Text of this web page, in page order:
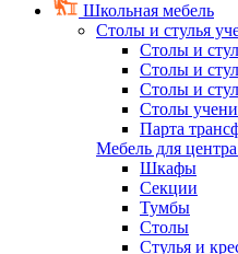
Школьная мебель
Столы и стулья
Столы и
Столы и
Столы и
Столы
Парта
Мебель для
Шкафы
Секции
Тумбы
Столы
Стулья и